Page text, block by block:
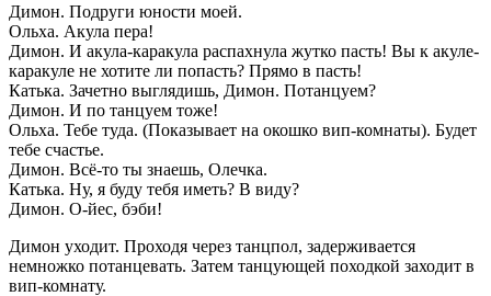
Димон. Подруги юности моей.
Ольха. Акула пера!
Димон. И акула-каракула распахнула жутко пасть! Вы к акуле-
каракуле не хотите ли попасть? Прямо в пасть!
Катька. Зачетно выглядишь, Димон. Потанцуем?
Димон. И по танцуем тоже!
Ольха. Тебе туда. (Показывает на окошко вип-комнаты). Будет
тебе счастье.
Димон. Всё-то ты знаешь, Олечка.
Катька. Ну, я буду тебя иметь? В виду?
Димон. О-йес, бэби!
Димон уходит. Проходя через танцпол, задерживается
немножко потанцевать. Затем танцующей походкой заходит в
вип-комнату.